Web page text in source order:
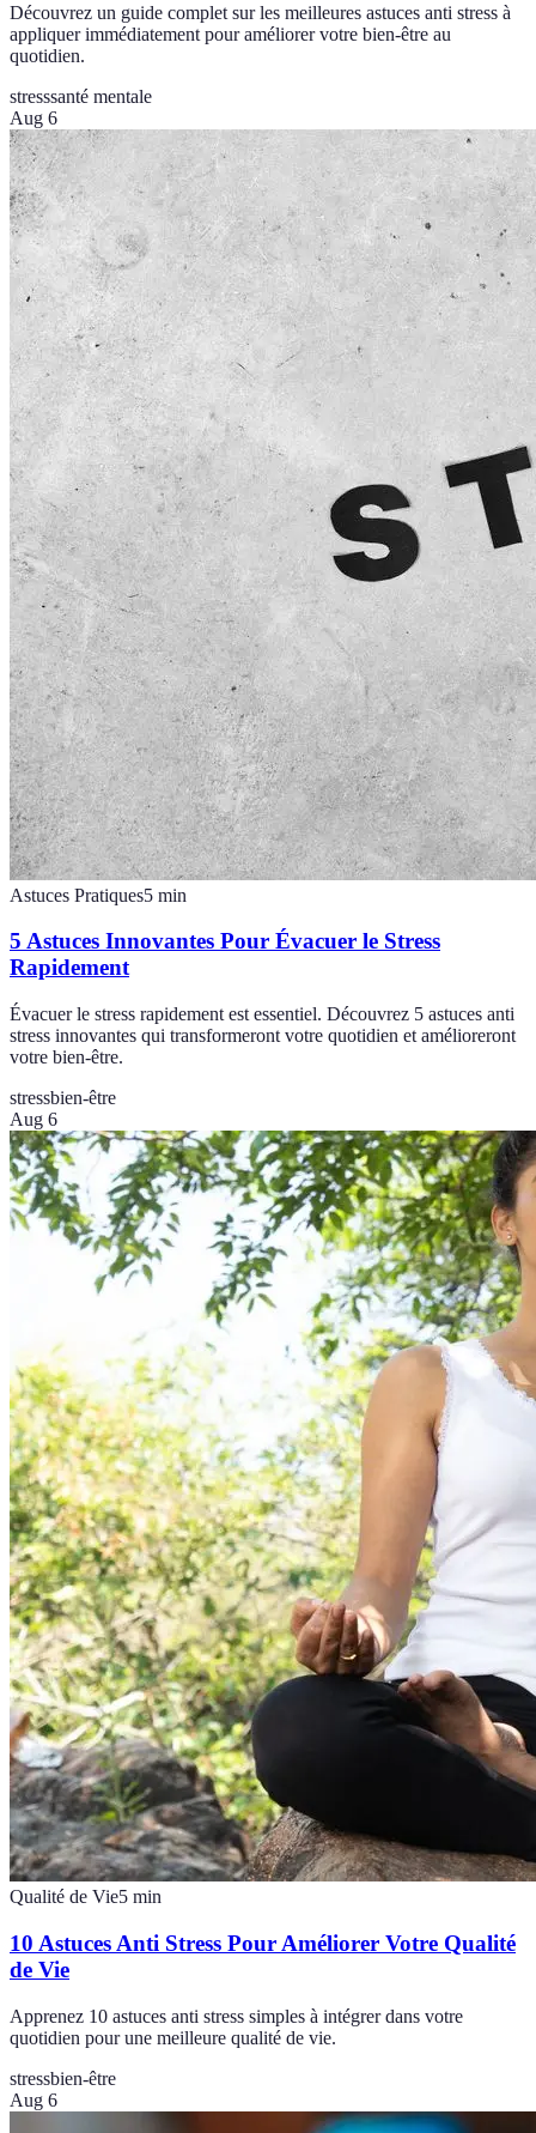
Découvrez un guide complet sur les meilleures astuces anti stress à
appliquer immédiatement pour améliorer votre bien-être au
quotidien.
stresssanté mentale
Aug 6
Astuces Pratiques5 min
5 Astuces Innovantes Pour Évacuer le Stress
Rapidement
Évacuer le stress rapidement est essentiel. Découvrez 5 astuces anti
stress innovantes qui transformeront votre quotidien et amélioreront
votre bien-être.
stressbien-être
Aug 6
Qualité de Vie5 min
10 Astuces Anti Stress Pour Améliorer Votre Qualité
de Vie
Apprenez 10 astuces anti stress simples à intégrer dans votre
quotidien pour une meilleure qualité de vie.
stressbien-être
Aug 6